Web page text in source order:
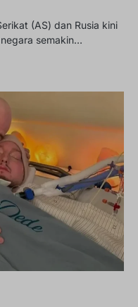
(AS) dan Rusia kini
semakin…